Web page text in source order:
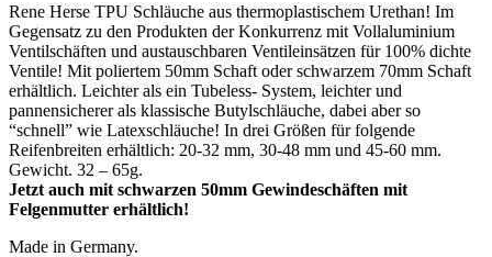
Rene Herse TPU Schläuche aus thermoplastischem Urethan! Im
Gegensatz zu den Produkten der Konkurrenz mit Vollaluminium
Ventilschäften und austauschbaren Ventileinsätzen für 100% dichte
Ventile! Mit poliertem 50mm Schaft oder schwarzem 70mm Schaft
erhältlich. Leichter als ein Tubeless- System, leichter und
pannensicherer als klassische Butylschläuche, dabei aber so
“schnell” wie Latexschläuche! In drei Größen für folgende
Reifenbreiten erhältlich: 20-32 mm, 30-48 mm und 45-60 mm.
Gewicht. 32 – 65g.
Jetzt auch mit schwarzen 50mm Gewindeschäften mit
Felgenmutter erhältlich!
Made in Germany.